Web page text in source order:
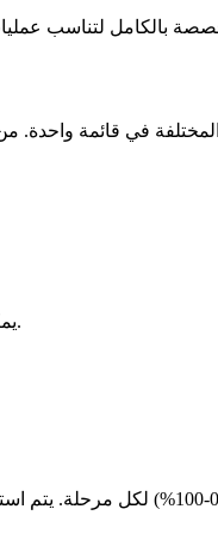
يمكنك تعديل أي خط مبيعات — بما في ذلك الخط الافتراضي — ليناسب احتياجاتك.